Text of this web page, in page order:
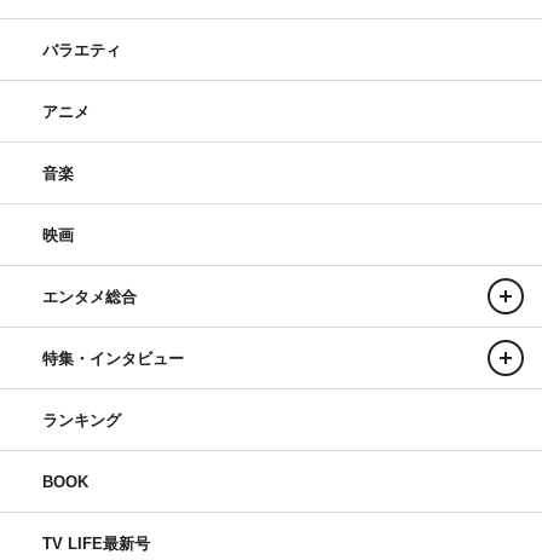
バラエティ
アニメ
音楽
映画
エンタメ総合
特集・インタビュー
ランキング
BOOK
TV LIFE最新号